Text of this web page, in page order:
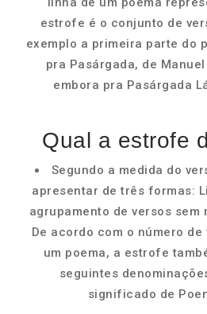
estrofe é o conjunto de
exemplo a primeira parte do
pra Pasárgada, de
embora pra Pasárgada
Qual a estrofe
Segundo a medida do
apresentar de três formas:
agrupamento de versos
De acordo com o número
um poema, a estrofe
seguintes
significado de